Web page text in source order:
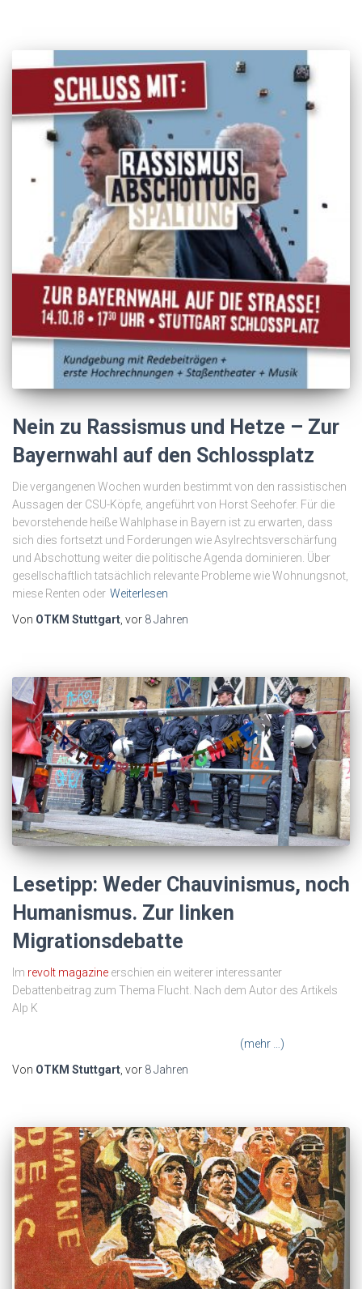
Nein zu Rassismus und Hetze – Zur
Bayernwahl auf den Schlossplatz
Die vergangenen Wochen wurden bestimmt von den rassistischen
Aussagen der CSU-Köpfe, angeführt von Horst Seehofer. Für die
bevorstehende heiße Wahlphase in Bayern ist zu erwarten, dass
sich dies fortsetzt und Forderungen wie Asylrechtsverschärfung
und Abschottung weiter die politische Agenda dominieren. Über
gesellschaftlich tatsächlich relevante Probleme wie Wohnungsnot,
miese Renten oder Weiterlesen
Von OTKM Stuttgart , vor 8 Jahren
Lesetipp: Weder Chauvinismus, noch
Humanismus. Zur linken
Migrationsdebatte
Im revolt magazine erschien ein weiterer interessanter
Debattenbeitrag zum Thema Flucht. Nach dem Autor des Artikels
Alp K
(mehr …)
Von OTKM Stuttgart , vor 8 Jahren